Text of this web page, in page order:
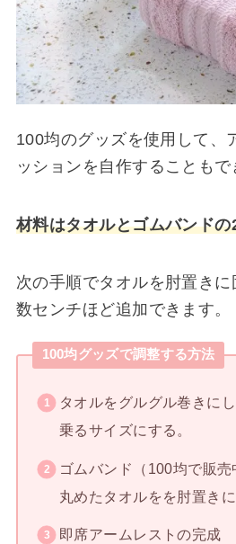
100均のグッズを使用して、
ッションを自作することもで
材料はタオルとゴムバンドの
次の手順でタオルを肘置き
数センチほど追加できます。
100均グッズで調整する方法
タオルをグルグル巻きに
乗るサイズにする。
ゴムバンド（100均で販
丸めたタオルをを肘置き
即席アームレストの完成